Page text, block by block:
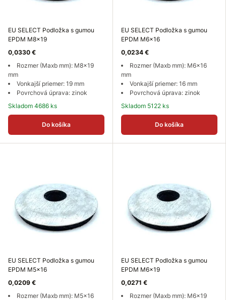
EU SELECT Podložka s gumou
EPDM M8x19
0,0330 €
Rozmer (Maxb mm): M8x19
mm
Vonkajší priemer: 19 mm
Povrchová úprava: zinok
Skladom 4686 ks
Do košíka
EU SELECT Podložka s gumou
EPDM M6x16
0,0234 €
Rozmer (Maxb mm): M6x16
mm
Vonkajší priemer: 16 mm
Povrchová úprava: zinok
Skladom 5122 ks
Do košíka
EU SELECT Podložka s gumou
EPDM M5x16
0,0209 €
Rozmer (Maxb mm): M5x16
EU SELECT Podložka s gumou
EPDM M6x19
0,0271 €
Rozmer (Maxb mm): M6x19